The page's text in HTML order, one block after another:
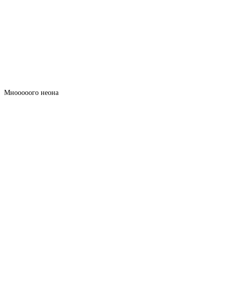
Мнооооого неона